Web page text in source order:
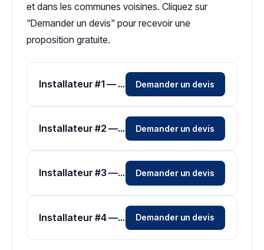
et dans les communes voisines. Cliquez sur
"Demander un devis" pour recevoir une
proposition gratuite.
Installateur #1 — Zone Seine-et-Marne Demander un devis
Installateur #2 — Zone Seine-et-Marne Demander un devis
Installateur #3 — Zone Seine-et-Marne Demander un devis
Installateur #4 — Zone Seine-et-Marne Demander un devis